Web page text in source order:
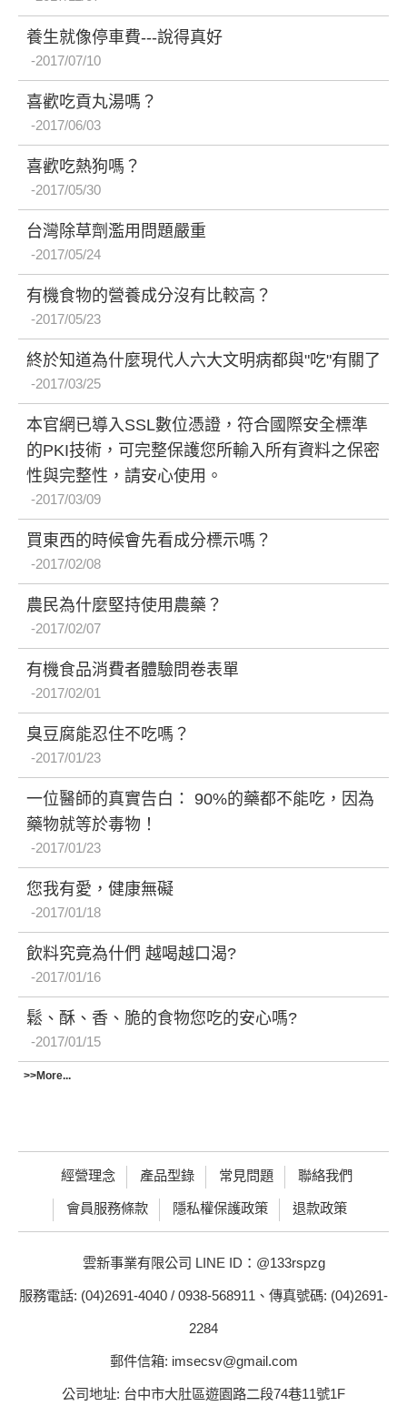
養生就像停車費---說得真好
2017/07/10
喜歡吃貢丸湯嗎？
2017/06/03
喜歡吃熱狗嗎？
2017/05/30
台灣除草劑濫用問題嚴重
2017/05/24
有機食物的營養成分沒有比較高？
2017/05/23
終於知道為什麼現代人六大文明病都與"吃"有關了
2017/03/25
本官網已導入SSL數位憑證，符合國際安全標準
的PKI技術，可完整保護您所輸入所有資料之保密
性與完整性，請安心使用。
2017/03/09
買東西的時候會先看成分標示嗎？
2017/02/08
農民為什麼堅持使用農藥？
2017/02/07
有機食品消費者體驗問卷表單
2017/02/01
臭豆腐能忍住不吃嗎？
2017/01/23
一位醫師的真實告白： 90%的藥都不能吃，因為
藥物就等於毒物！
2017/01/23
您我有愛，健康無礙
2017/01/18
飲料究竟為什們 越喝越口渴?
2017/01/16
鬆、酥、香、脆的食物您吃的安心嗎?
2017/01/15
>>More...
經營理念 產品型錄 常見問題 聯絡我們
會員服務條款 隱私權保護政策 退款政策
雲新事業有限公司 LINE ID：@133rspzg
服務電話: (04)2691-4040 / 0938-568911、傳真號碼: (04)2691-
2284
郵件信箱: imsecsv@gmail.com
公司地址: 台中市大肚區遊園路二段74巷11號1F